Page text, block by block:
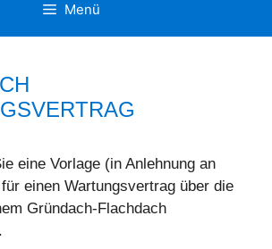
Menü
eine Vorlage (in Anlehnung an
einen Wartungsvertrag über die
Gründach-Flachdach